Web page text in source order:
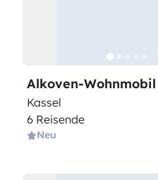
Alkoven-Wohnmobil
Kassel
6 Reisende
Neu